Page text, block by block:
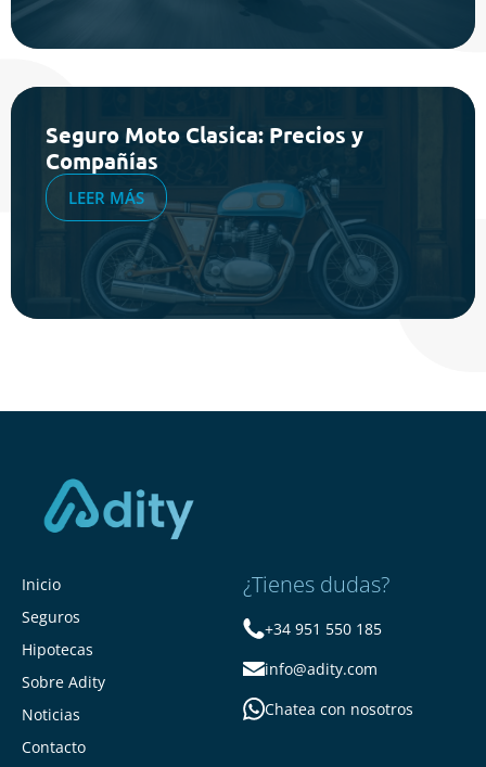
Seguro Moto Clasica: Precios y
Compañías
LEER MÁS
Inicio
Seguros
Hipotecas
Sobre Adity
Noticias
Contacto
¿Tienes dudas?
+34 951 550 185
info@adity.com
Chatea con nosotros